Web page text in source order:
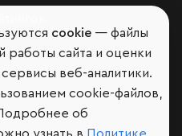
cookie — файлы
работы сайта и оценки
веб-аналитики.
cookie-файлов,
об